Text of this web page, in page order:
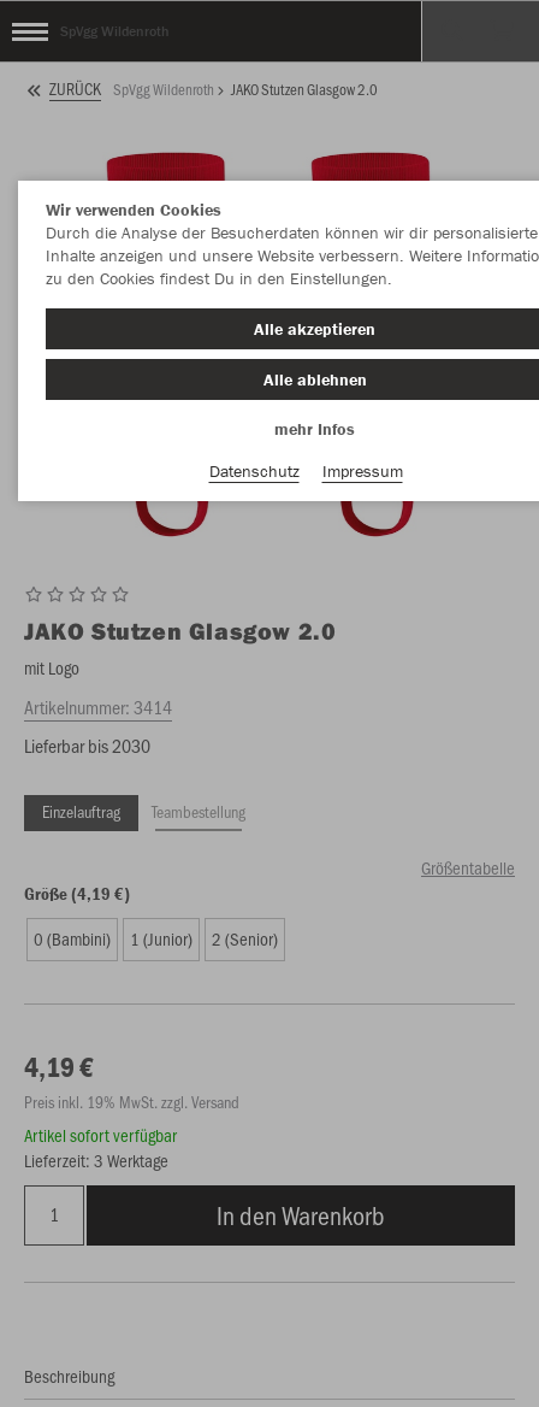
SpVgg Wildenroth
ZURÜCK SpVgg Wildenroth JAKO Stutzen Glasgow 2.0
JAKO Stutzen Glasgow 2.0
mit Logo
Artikelnummer:3414
Lieferbar bis 2030
Einzelauftrag Teambestellung
Größentabelle
Größe (4,19 €)
0 (Bambini) 1 (Junior) 2 (Senior)
4,19 €
Preis inkl. 19% MwSt. zzgl. Versand
Artikel sofort verfügbar
Lieferzeit: 3 Werktage
In den Warenkorb
Beschreibung
Wir verwenden Cookies
Durch die Analyse der Besucherdaten können wir dir personalisierte
Inhalte anzeigen und unsere Website verbessern. Weitere
zu den Cookies findest Du in den Einstellungen.
Alle akzeptieren
Alle ablehnen
mehr Infos
Datenschutz
Impressum